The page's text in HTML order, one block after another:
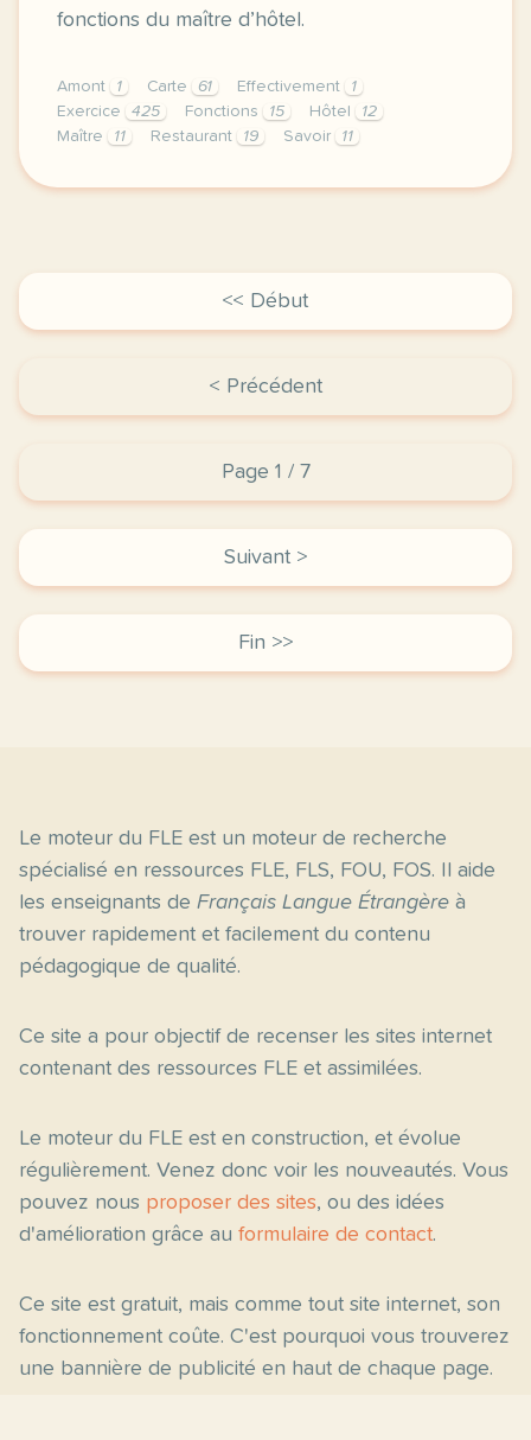
fonctions du maître d’hôtel.
Amont 1 Carte 61 Effectivement
1
Exercice
425 Fonctions 15 Hôtel
12
Maître
11 Restaurant 19 Savoir 11
exercice b1 hotellerie restauration decrire des
<< Début
< Précédent
Page 1 / 7
Suivant >
Fin >>
Le moteur du FLE est un moteur de recherche
spécialisé en ressources FLE, FLS, FOU, FOS. Il aide
les enseignants de Français Langue Étrangère à
trouver rapidement et facilement du contenu
pédagogique de qualité.
Ce site a pour objectif de recenser les sites internet
contenant des ressources FLE et assimilées.
Le moteur du FLE est en construction, et évolue
régulièrement. Venez donc voir les nouveautés. Vous
pouvez nous proposer des sites, ou des idées
d'amélioration grâce au formulaire de contact.
Ce site est gratuit, mais comme tout site internet, son
fonctionnement coûte. C'est pourquoi vous trouverez
une bannière de publicité en haut de chaque page.